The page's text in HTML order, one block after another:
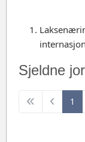
Sjeldne
1